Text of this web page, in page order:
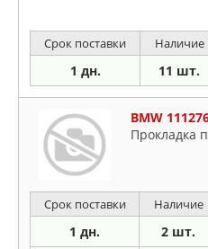
Срок поставки Наличие
1 дн. 11 шт.
BMW
Прокладка
Срок поставки Наличие
1 дн. 2 шт.